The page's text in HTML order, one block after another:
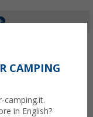
CAMPING
camping.it.
in English?